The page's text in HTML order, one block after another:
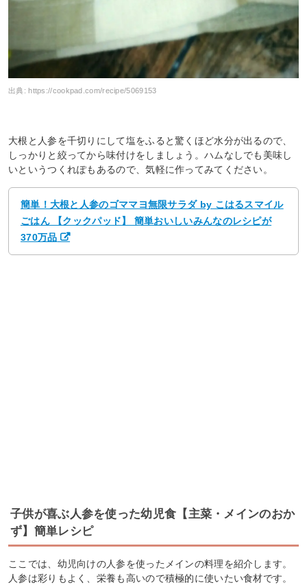
出典:https://cookpad.com/recipe/5069153
大根と人参を千切りにして塩をふると驚くほど水分が出るので、
しっかりと絞ってから味付けをしましょう。ハムなしでも美味し
いというつくれぽもあるので、気軽に作ってみてください。
簡単！大根と人参のゴママヨ無限サラダ by こはるスマイル
ごはん 【クックパッド】 簡単おいしいみんなのレシピが
370万品
子供が喜ぶ人参を使った幼児食【主菜・メインのおか
ず】簡単レシピ
ここでは、幼児向けの人参を使ったメインの料理を紹介します。
人参は彩りもよく、栄養も高いので積極的に使いたい食材です。